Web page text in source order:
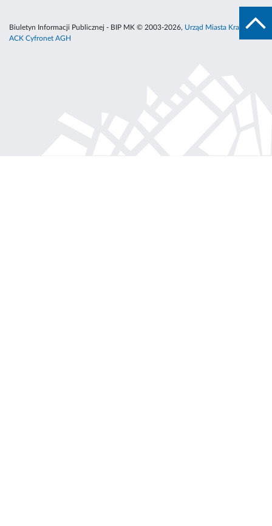
Biuletyn Informacji Publicznej - BIP MK © 2003-2026, Urząd Miasta Krakowa
ACK Cyfronet AGH